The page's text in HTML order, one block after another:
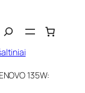
Search
135W: